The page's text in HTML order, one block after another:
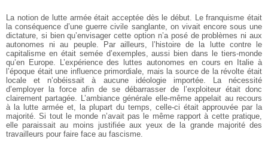
La notion de lutte armée était acceptée dès le début. Le franquisme était
la conséquence d’une guerre civile sanglante, on vivait encore sous une
dictature, si bien qu’envisager cette option n’a posé de problèmes ni aux
autonomes ni au peuple. Par ailleurs, l’histoire de la lutte contre le
capitalisme en était semée d’exemples, aussi bien dans le tiers-monde
qu’en Europe. L’expérience des luttes autonomes en cours en Italie à
l’époque était une influence primordiale, mais la source de la révolte était
locale et n’obéissait à aucune idéologie importée. La nécessité
d’employer la force afin de se débarrasser de l’exploiteur était donc
clairement partagée. L’ambiance générale elle-même appelait au recours
à la lutte armée et, la plupart du temps, celle-ci était approuvée par la
majorité. Si tout le monde n’avait pas le même rapport à cette pratique,
elle paraissait au moins justifiée aux yeux de la grande majorité des
travailleurs pour faire face au fascisme.